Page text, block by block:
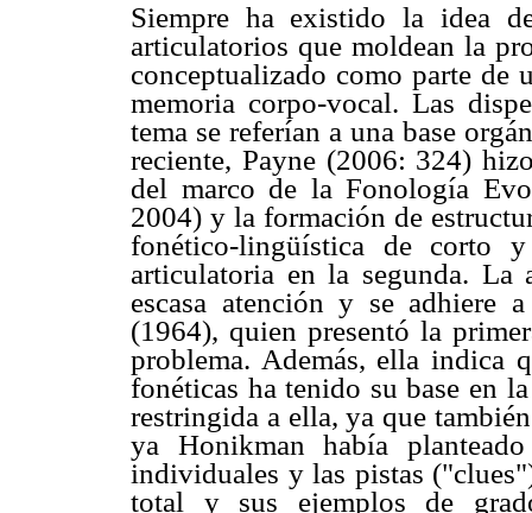
Siempre ha existido la idea
articulatorios que moldean la
conceptualizado como parte de
memoria corpo-vocal. Las
tema se referían a una base
reciente, Payne (2006: 324)
del marco de la Fonología
2004) y la formación de
fonético-lingüística de corto
articulatoria en la segunda. La
escasa atención y se adhiere
(1964), quien presentó la
problema. Además, ella indica
fonéticas ha tenido su base en
restringida a ella, ya que
ya Honikman había
individuales y las pistas
total y sus ejemplos de